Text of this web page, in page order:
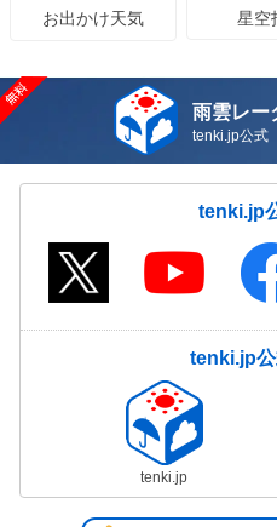
お出かけ天気 星空
雨雲レー
tenki.jp公式
tenki.jp
tenki.jp公
tenki.jp